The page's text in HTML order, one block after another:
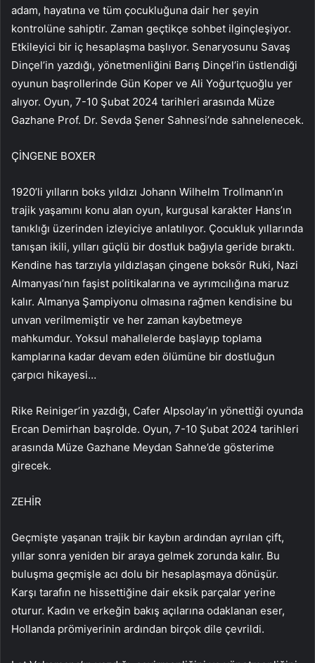
adam, hayatına ve tüm çocukluğuna dair her şeyin
kontrolüne sahiptir. Zaman geçtikçe sohbet ilginçleşiyor.
Etkileyici bir iç hesaplaşma başlıyor. Senaryosunu Savaş
Dinçel’in yazdığı, yönetmenliğini Barış Dinçel’in üstlendiği
oyunun başrollerinde Gün Koper ve Ali Yoğurtçuoğlu yer
alıyor. Oyun, 7-10 Şubat 2024 tarihleri ​​arasında Müze
Gazhane Prof. Dr. Sevda Şener Sahnesi’nde sahnelenecek.
ÇİNGENE BOXER
1920’li yılların boks yıldızı Johann Wilhelm Trollmann’ın
trajik yaşamını konu alan oyun, kurgusal karakter Hans’ın
tanıklığı üzerinden izleyiciye anlatılıyor. Çocukluk yıllarında
tanışan ikili, yılları güçlü bir dostluk bağıyla geride bıraktı.
Kendine has tarzıyla yıldızlaşan çingene boksör Ruki, Nazi
Almanyası’nın faşist politikalarına ve ayrımcılığına maruz
kalır. Almanya Şampiyonu olmasına rağmen kendisine bu
unvan verilmemiştir ve her zaman kaybetmeye
mahkumdur. Yoksul mahallelerde başlayıp toplama
kamplarına kadar devam eden ölümüne bir dostluğun
çarpıcı hikayesi…
Rike Reiniger’in yazdığı, Cafer Alpsolay’ın yönettiği oyunda
Ercan Demirhan başrolde. Oyun, 7-10 Şubat 2024 tarihleri ​​
arasında Müze Gazhane Meydan Sahne’de gösterime
girecek.
ZEHİR
Geçmişte yaşanan trajik bir kaybın ardından ayrılan çift,
yıllar sonra yeniden bir araya gelmek zorunda kalır. Bu
buluşma geçmişle acı dolu bir hesaplaşmaya dönüşür.
Karşı tarafın ne hissettiğine dair eksik parçalar yerine
oturur. Kadın ve erkeğin bakış açılarına odaklanan eser,
Hollanda prömiyerinin ardından birçok dile çevrildi.